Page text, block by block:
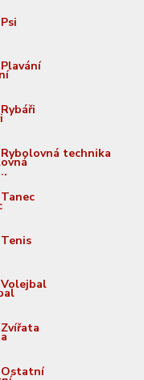
Psi
Plavání
Rybáři
Rybolovná technika
Tanec
Tenis
Volejbal
Zvířata
Ostatní